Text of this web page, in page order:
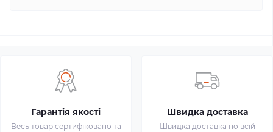
Гарантія якості
Весь товар сертифіковано та
Швидка доставка
Швидка доставка по всій